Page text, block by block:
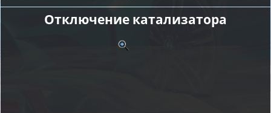
Отключение катализатора